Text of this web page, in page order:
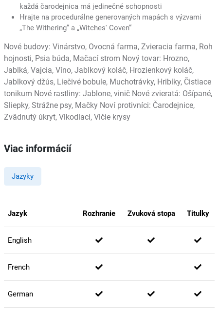
každá čarodejnica má jedinečné schopnosti
Hrajte na procedurálne generovaných mapách s výzvami
„The Withering“ a „Witches' Coven“
Nové budovy: Vinárstvo, Ovocná farma, Zvieracia farma, Roh
hojnosti, Psia búda, Mačací strom Nový tovar: Hrozno,
Jablká, Vajcia, Víno, Jablkový koláč, Hrozienkový koláč,
Jablkový džús, Liečivé bobule, Muchotrávky, Hribíky, Čistiace
tonikum Nové rastliny: Jablone, vinič Nové zvieratá: Ošípané,
Sliepky, Strážne psy, Mačky Noví protivníci: Čarodejnice,
Zvädnutý úkryt, Vlkodlaci, Vlčie krysy
Viac informácií
Jazyky
Jazyk Rozhranie Zvuková stopa Titulky
English
French
German